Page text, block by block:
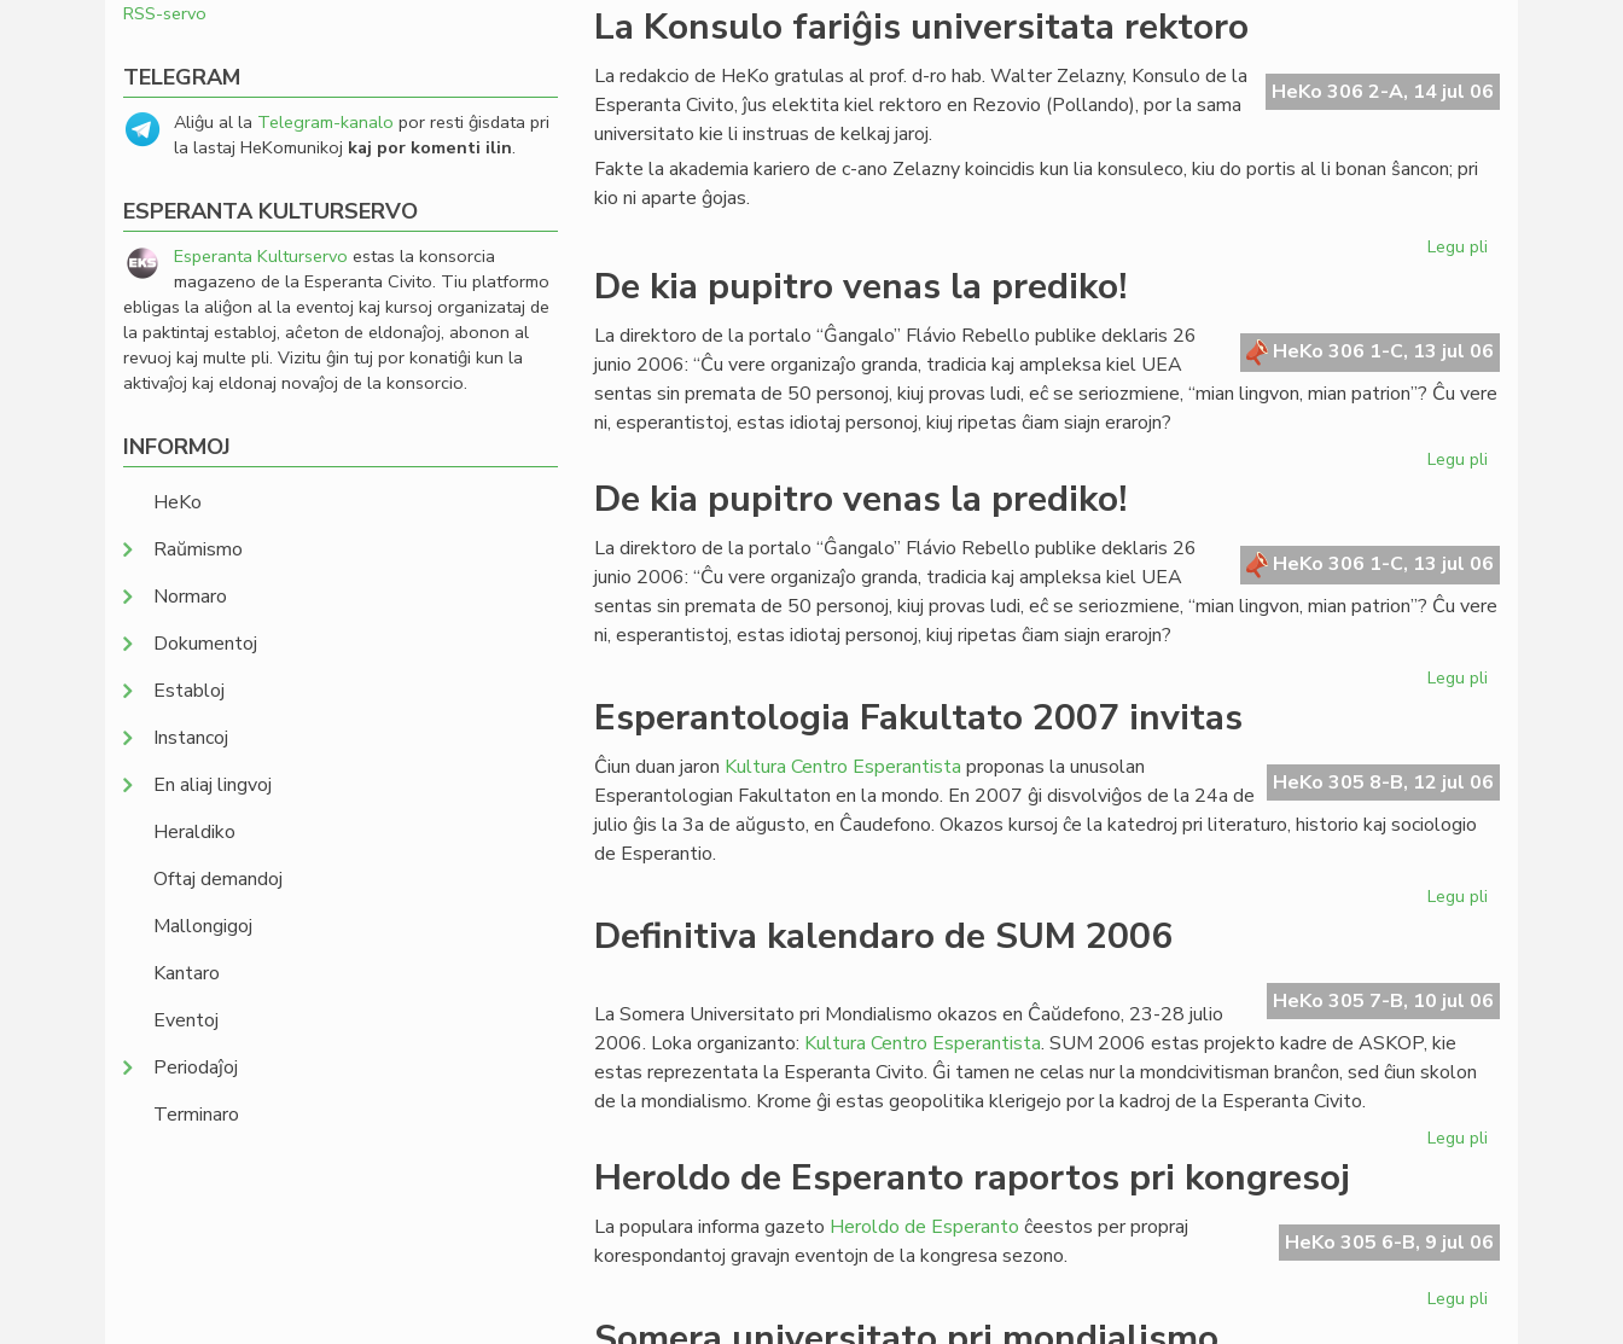
universitata
rektoro
La Konsulo fariĝis universitata rektoro
HeKo 306 2-A, 14 jul 06
La redakcio de HeKo gratulas al prof. d-ro hab. Walter Zelazny, Konsulo de la
Esperanta Civito, ĵus elektita kiel rektoro en Rezovio (Pollando), por la sama
universitato kie li instruas de kelkaj jaroj.
Fakte la akademia kariero de c-ano Zelazny koincidis kun lia konsuleco, kiu do portis al li bonan ŝancon; pri
kio ni aparte ĝojas.
Legu pli
universitata
rektoro
De kia pupitro venas la prediko!
HeKo 306 1-C, 13 jul 06
La direktoro de la portalo “Ĝangalo” Flávio Rebello publike deklaris 26
junio 2006: “Ĉu vere organizaĵo granda, tradicia kaj ampleksa kiel UEA
sentas sin premata de 50 personoj, kiuj provas ludi, eĉ se seriozmiene, “mian lingvon, mian patrion”? Ĉu vere
ni, esperantistoj, estas idiotaj personoj, kiuj ripetas ĉiam siajn erarojn?
Legu pli
venas
la
prediko!
De kia pupitro venas la prediko!
HeKo 306 1-C, 13 jul 06
La direktoro de la portalo “Ĝangalo” Flávio Rebello publike deklaris 26
junio 2006: “Ĉu vere organizaĵo granda, tradicia kaj ampleksa kiel UEA
sentas sin premata de 50 personoj, kiuj provas ludi, eĉ se seriozmiene, “mian lingvon, mian patrion”? Ĉu vere
ni, esperantistoj, estas idiotaj personoj, kiuj ripetas ĉiam siajn erarojn?
Legu pli
venas
la
Esperantologia Fakultato 2007 invitas
HeKo 305 8-B, 12 jul 06
Ĉiun duan jaron Kultura Centro Esperantista proponas la unusolan
Esperantologian Fakultaton en la mondo. En 2007 ĝi disvolviĝos de la 24a de
julio ĝis la 3a de aŭgusto, en Ĉaudefono. Okazos kursoj ĉe la katedroj pri literaturo, historio kaj sociologio
de Esperantio.
Legu pli
invitas
Definitiva kalendaro de SUM 2006
HeKo 305 7-B, 10 jul 06
La Somera Universitato pri Mondialismo okazos en Ĉaŭdefono, 23-28 julio
2006. Loka organizanto: Kultura Centro Esperantista. SUM 2006 estas projekto kadre de ASKOP, kie
estas reprezentata la Esperanta Civito. Ĝi tamen ne celas nur la mondcivitisman branĉon, sed ĉiun skolon
de la mondialismo. Krome ĝi estas geopolitika klerigejo por la kadroj de la Esperanta Civito.
Legu pli
SUM
2006
Heroldo de Esperanto raportos pri kongresoj
HeKo 305 6-B, 9 jul 06
La populara informa gazeto Heroldo de Esperanto ĉeestos per propraj
korespondantoj gravajn eventojn de la kongresa sezono.
Legu pli
RSS-servo
TELEGRAM
Aliĝu al la Telegram-kanalo por resti ĝisdata pri
la lastaj HeKomunikoj kaj por komenti ilin.
ESPERANTA KULTURSERVO
Esperanta Kulturservo estas la konsorcia
magazeno de la Esperanta Civito. Tiu platformo
ebligas la aliĝon al la eventoj kaj kursoj organizataj de
la paktintaj establoj, aĉeton de eldonaĵoj, abonon al
revuoj kaj multe pli. Vizitu ĝin tuj por konatiĝi kun la
aktivaĵoj kaj eldonaj novaĵoj de la konsorcio.
INFORMOJ
HeKo
Raŭmismo
Normaro
Dokumentoj
Establoj
Instancoj
En aliaj lingvoj
Heraldiko
Oftaj demandoj
Mallongigoj
Kantaro
Eventoj
Periodaĵoj
Terminaro